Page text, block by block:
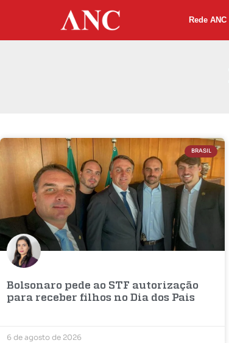
Rede ANC
BRASIL
Bolsonaro pede ao STF autorização
para receber filhos no Dia dos Pais
6 de agosto de 2026